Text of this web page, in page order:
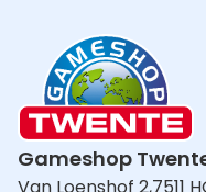
Gameshop
Van Loenshof 2,7511